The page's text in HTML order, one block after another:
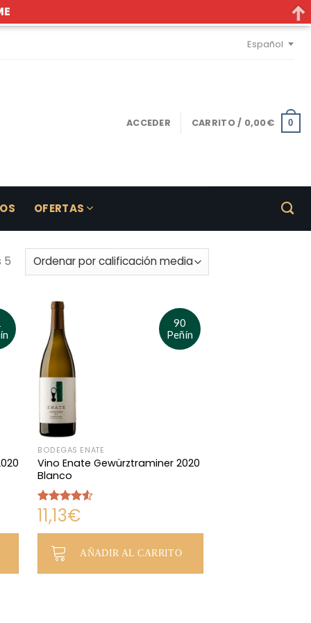
Español
ACCEDER CARRITO / 0,00€ 0
OFERTAS
5
90
Peñín
BODEGAS ENATE
Vino Enate Gewürztraminer 2020
Blanco
Valorado
en 4.50
de 5
11,13€
AÑADIR AL CARRITO